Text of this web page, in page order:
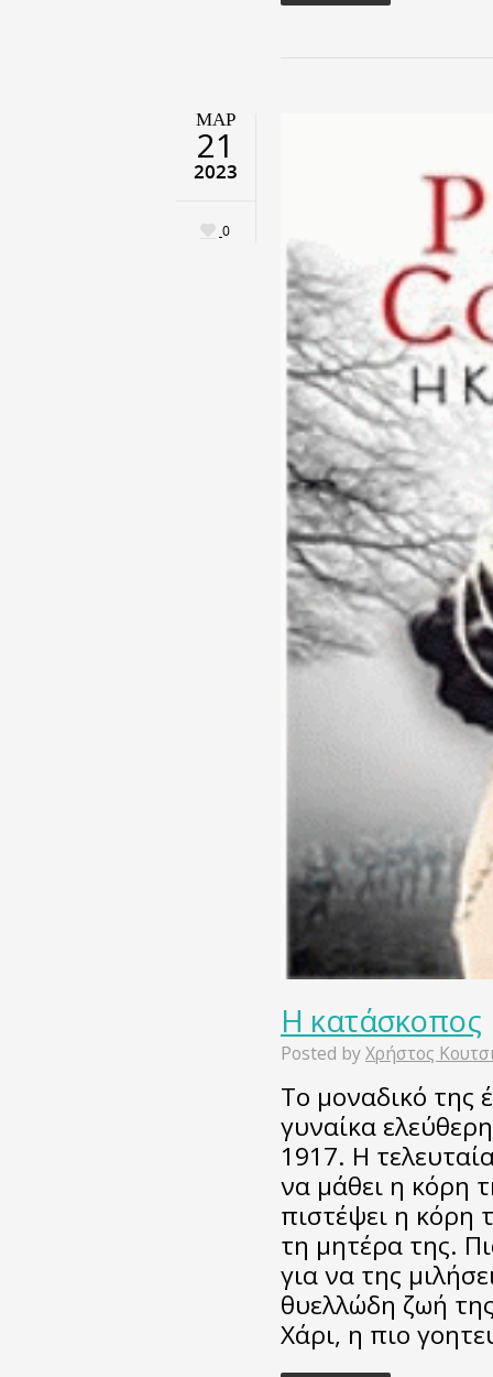
ΜΑΡ
21
2023
0
Η κατάσκοπος
Posted byΧρήστος
Το μοναδικό της
γυναίκα
1917. Η
να μάθει η κόρη
πιστέψει η κόρη
τη μητέρα της.
για να της
θυελλώδη ζωή
Χάρι, η πιο